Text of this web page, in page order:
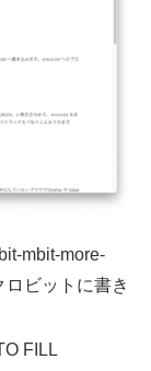
mbit-more-
ビットに書き
FILL